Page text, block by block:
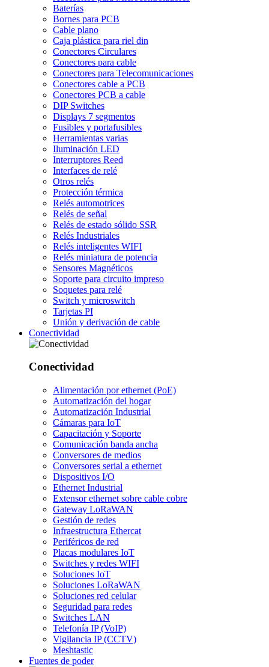
Baterías
Bornes para PCB
Cable plano
Caja plástica para riel din
Conectores Circulares
Conectores para cable
Conectores para Telecomunicaciones
Conectores cable a PCB
Conectores PCB a cable
DIP Switches
Displays 7 segmentos
Fusibles y portafusibles
Herramientas varias
Iluminación LED
Interruptores Reed
Interfaces de relé
Otros relés
Protección térmica
Relés automotrices
Relés de señal
Relés de estado sólido SSR
Relés Industriales
Relés inteligentes WIFI
Relés miniatura de potencia
Sensores Magnéticos
Soporte para circuito impreso
Soquetes para relé
Switch y microswitch
Tarjetas PI
Unión y derivación de cable
Conectividad
Conectividad
Alimentación por ethernet (PoE)
Automatización del hogar
Automatización Industrial
Cámaras para IoT
Capacitación y Soporte
Comunicación banda ancha
Conversores de medios
Conversores serial a ethernet
Dispositivos I/O
Ethernet Industrial
Extensor ethernet sobre cable cobre
Gateway LoRaWAN
Gestión de redes
Infraestructura Ethercat
Periféricos de red
Placas modulares IoT
Switches y redes WIFI
Soluciones IoT
Soluciones LoRaWAN
Soluciones red celular
Seguridad para redes
Switches LAN
Telefonía IP (VoIP)
Vigilancia IP (CCTV)
Meshtastic
Fuentes de poder